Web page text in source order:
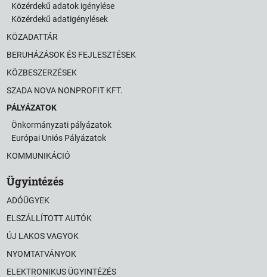
Közérdekű adatok igénylése
Közérdekű adatigénylések
KÖZADATTÁR
BERUHÁZÁSOK ÉS FEJLESZTÉSEK
KÖZBESZERZÉSEK
SZADA NOVA NONPROFIT KFT.
PÁLYÁZATOK
Önkormányzati pályázatok
Európai Uniós Pályázatok
KOMMUNIKÁCIÓ
Ügyintézés
ADÓÜGYEK
ELSZÁLLÍTOTT AUTÓK
ÚJ LAKOS VAGYOK
NYOMTATVÁNYOK
ELEKTRONIKUS ÜGYINTÉZÉS